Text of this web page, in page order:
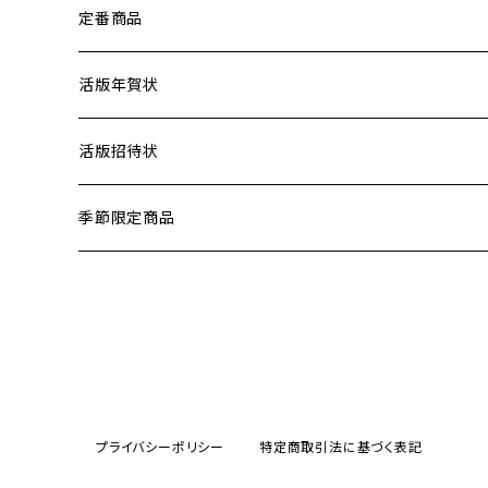
定番商品
活版年賀状
差出人印刷
活版招待状
季節限定商品
プライバシーポリシー 特定商取引法に基づく表記